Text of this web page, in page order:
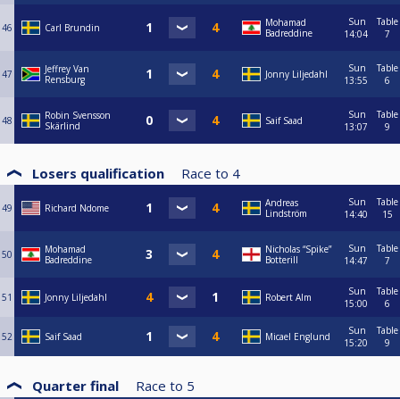
46 Carl Brundin
Mohamad
Badreddine
Sun
14:04
Table
7
47
Jeffrey Van
Rensburg
Jonny Liljedahl
Sun
13:55
Table
6
48
Robin Svensson
Skärlind
Saif Saad
Sun
13:07
Table
9
Losers qualification Race to 4
49 Richard Ndome
Andreas
Lindström
Sun
14:40
Table
15
50
Mohamad
Badreddine
Nicholas “Spike”
Botterill
Sun
14:47
Table
7
51 Jonny Liljedahl Robert Alm
Sun
15:00
Table
6
52 Saif Saad Micael Englund
Sun
15:20
Table
9
Quarter final Race to 5